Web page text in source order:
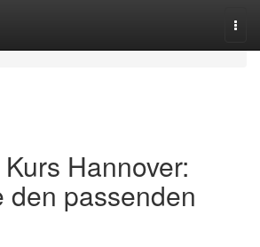
Hannover:
den passenden